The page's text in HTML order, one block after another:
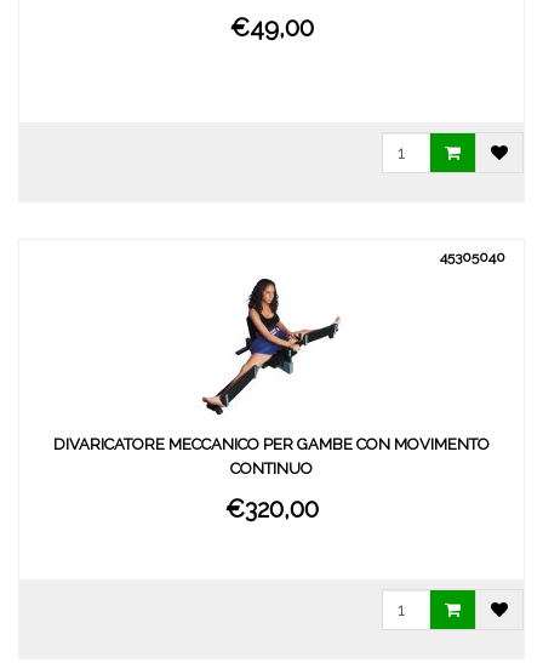
€49,00
45305040
DIVARICATORE MECCANICO PER GAMBE CON MOVIMENTO
CONTINUO
€320,00